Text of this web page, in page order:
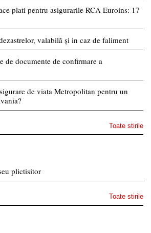
plati pentru asigurarile RCA Euroins: 17
valabilă și in caz de faliment
de documente de confirmare a
de viata Metropolitan pentru un
Toate stirile
plictisitor
Toate stirile